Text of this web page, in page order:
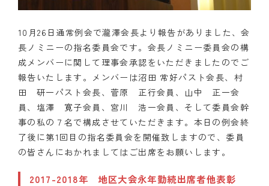
10月26日通常例会で瀧澤会長より報告がありました、会
長ノミニーの指名委員会です。会長ノミニー委員会の構
成メンバーに関して理事会承認をいただきましたのでご
報告いたします。メンバーは沼田 常好パスト会長、村
田 研一パスト会長、菅原 正行会員、山中 正一会
員、塩澤 寛子会員、宮川 浩一会員、そして委員会幹
事の私の７名で構成させていただきます。本日の例会終
了後に第1回目の指名委員会を開催致しますので、委員
の皆さんにおかれましてはご出席をお願いします。
2017-2018年 地区大会永年勤続出席者他表彰